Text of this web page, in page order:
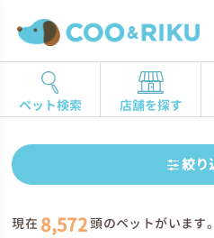
ペット検索 店舗を探す
絞り
現在 8,572頭のペットがいます。